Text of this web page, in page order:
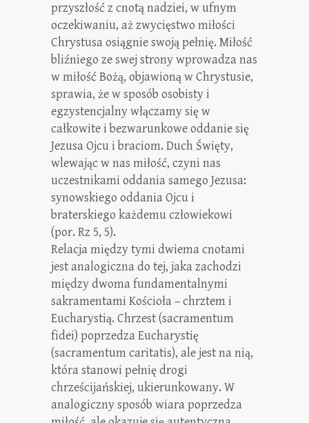
przyszłość z cnotą nadziei, w ufnym
oczekiwaniu, aż zwycięstwo miłości
Chrystusa osiągnie swoją pełnię. Miłość
bliźniego ze swej strony wprowadza nas
w miłość Bożą, objawioną w Chrystusie,
sprawia, że w sposób osobisty i
egzystencjalny włączamy się w
całkowite i bezwarunkowe oddanie się
Jezusa Ojcu i braciom. Duch Święty,
wlewając w nas miłość, czyni nas
uczestnikami oddania samego Jezusa:
synowskiego oddania Ojcu i
braterskiego każdemu człowiekowi
(por. Rz 5, 5).
Relacja między tymi dwiema cnotami
jest analogiczna do tej, jaka zachodzi
między dwoma fundamentalnymi
sakramentami Kościoła – chrztem i
Eucharystią. Chrzest (sacramentum
fidei) poprzedza Eucharystię
(sacramentum caritatis), ale jest na nią,
która stanowi pełnię drogi
chrześcijańskiej, ukierunkowany. W
analogiczny sposób wiara poprzedza